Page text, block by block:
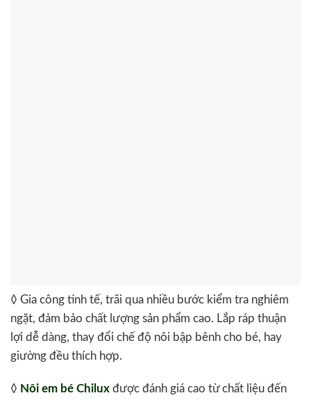
◊ Gia công tinh tế, trãi qua nhiều bước kiểm tra nghiêm
ngặt, đảm bảo chất lượng sản phẩm cao. Lắp ráp thuận
lợi dễ dàng, thay đổi chế độ nôi bập bênh cho bé, hay
giường đều thích hợp.
◊ Nôi em bé Chilux được đánh giá cao từ chất liệu đến